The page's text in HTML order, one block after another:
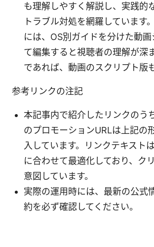
も理解しやすく解説し、実践的
トラブル対処を網羅しています
には、OS別ガイドを分けた動画
て編集すると視聴者の理解が深
であれば、動画のスクリプト版
参考リンクの注記
本記事内で紹介したリンクのう
のプロモーションURLは上記の
入しています。リンクテキスト
に合わせて最適化しており、ク
意図しています。
実際の運用時には、最新の公式
約を必ず確認してください。